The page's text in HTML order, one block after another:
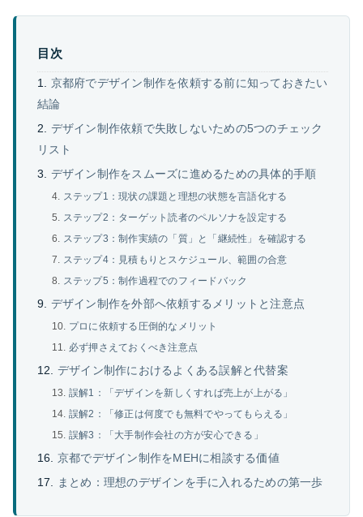
目次
京都府でデザイン制作を依頼する前に知っておきたい
結論
デザイン制作依頼で失敗しないための5つのチェック
リスト
デザイン制作をスムーズに進めるための具体的手順
ステップ1：現状の課題と理想の状態を言語化する
ステップ2：ターゲット読者のペルソナを設定する
ステップ3：制作実績の「質」と「継続性」を確認する
ステップ4：見積もりとスケジュール、範囲の合意
ステップ5：制作過程でのフィードバック
デザイン制作を外部へ依頼するメリットと注意点
プロに依頼する圧倒的なメリット
必ず押さえておくべき注意点
デザイン制作におけるよくある誤解と代替案
誤解1：「デザインを新しくすれば売上が上がる」
誤解2：「修正は何度でも無料でやってもらえる」
誤解3：「大手制作会社の方が安心できる」
京都でデザイン制作をMEHに相談する価値
まとめ：理想のデザインを手に入れるための第一歩